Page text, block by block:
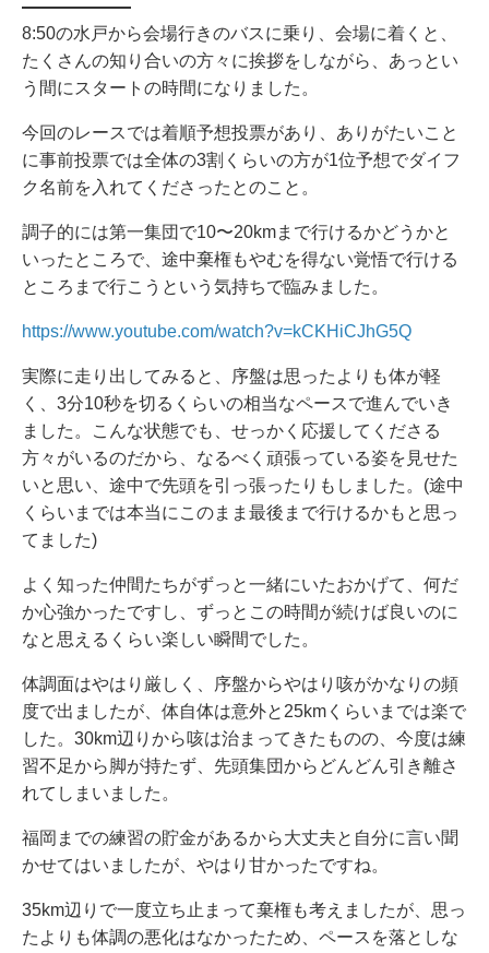
8:50の水戸から会場行きのバスに乗り、会場に着くと、
たくさんの知り合いの方々に挨拶をしながら、あっとい
う間にスタートの時間になりました。
今回のレースでは着順予想投票があり、ありがたいこと
に事前投票では全体の3割くらいの方が1位予想でダイフ
ク名前を入れてくださったとのこと。
調子的には第一集団で10〜20kmまで行けるかどうかと
いったところで、途中棄権もやむを得ない覚悟で行ける
ところまで行こうという気持ちで臨みました。
https://www.youtube.com/watch?v=kCKHiCJhG5Q
実際に走り出してみると、序盤は思ったよりも体が軽
く、3分10秒を切るくらいの相当なペースで進んでいき
ました。こんな状態でも、せっかく応援してくださる
方々がいるのだから、なるべく頑張っている姿を見せた
いと思い、途中で先頭を引っ張ったりもしました。(途中
くらいまでは本当にこのまま最後まで行けるかもと思っ
てました)
よく知った仲間たちがずっと一緒にいたおかげて、何だ
か心強かったですし、ずっとこの時間が続けば良いのに
なと思えるくらい楽しい瞬間でした。
体調面はやはり厳しく、序盤からやはり咳がかなりの頻
度で出ましたが、体自体は意外と25kmくらいまでは楽で
した。30km辺りから咳は治まってきたものの、今度は練
習不足から脚が持たず、先頭集団からどんどん引き離さ
れてしまいました。
福岡までの練習の貯金があるから大丈夫と自分に言い聞
かせてはいましたが、やはり甘かったですね。
35km辺りで一度立ち止まって棄権も考えましたが、思っ
たよりも体調の悪化はなかったため、ペースを落としな